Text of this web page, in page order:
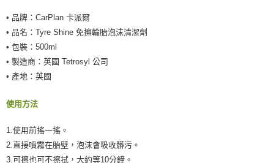
• 品牌：CarPlan 卡派爾
• 品名：Tyre Shine 免擦輪胎泡沫清潔劑
• 包裝：500ml
• 製造商：英國 Tetrosyl 公司
• 產地：英國
使用方法
1.使用前搖一搖。
2.直接噴霧在胎壁，泡沫會吸收髒污。
3.可擦也可不擦拭，大約等10分鐘。